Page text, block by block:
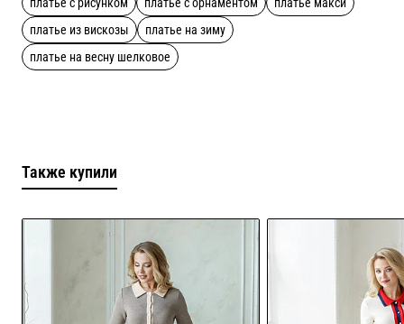
платье из вискозы
платье на зиму
платье на весну шелковое
Также купили